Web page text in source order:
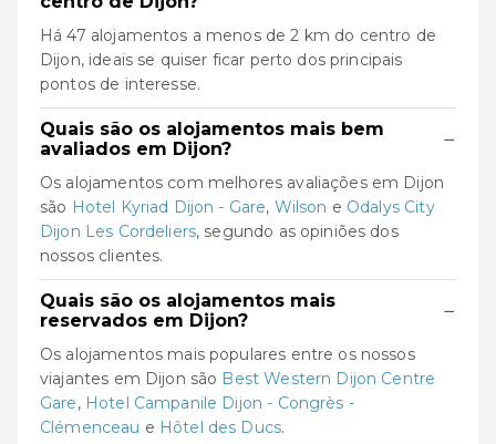
Há 47 alojamentos a menos de 2 km do centro de
Dijon, ideais se quiser ficar perto dos principais
pontos de interesse.
Quais são os alojamentos mais bem
avaliados em Dijon?
−
Os alojamentos com melhores avaliações em Dijon
são Hotel Kyriad Dijon - Gare, Wilson e Odalys City
Dijon Les Cordeliers, segundo as opiniões dos
nossos clientes.
Quais são os alojamentos mais
reservados em Dijon?
−
Os alojamentos mais populares entre os nossos
viajantes em Dijon são Best Western Dijon Centre
Gare, Hotel Campanile Dijon - Congrès -
Clémenceau e Hôtel des Ducs.